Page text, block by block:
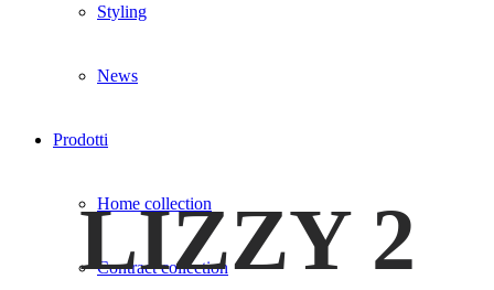
Styling
News
Prodotti
Home collection
Contract collection
LIZZY 2